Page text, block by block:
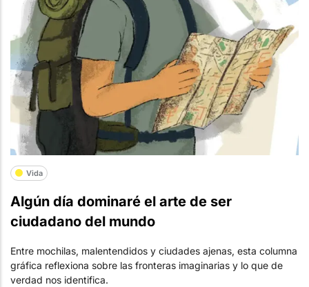
Vida
Algún día dominaré el arte de ser
ciudadano del mundo
Entre mochilas, malentendidos y ciudades ajenas, esta columna
gráfica reflexiona sobre las fronteras imaginarias y lo que de
verdad nos identifica.